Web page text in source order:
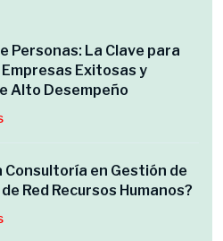
Personas: La Clave para
Exitosas y
Alto Desempeño
Consultoría en Gestión de
Red Recursos Humanos?